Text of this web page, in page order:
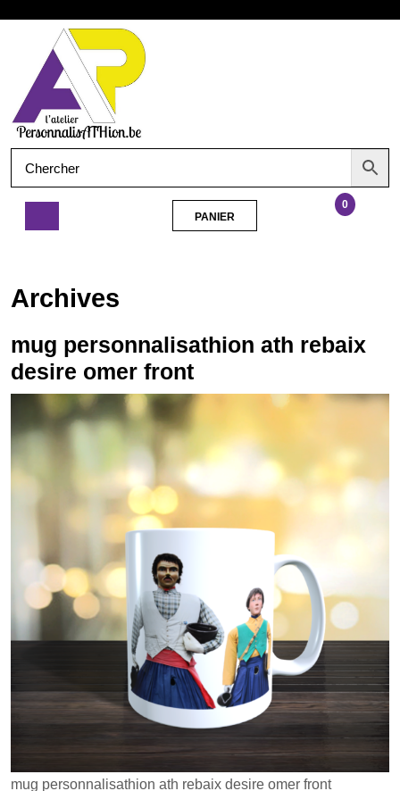
Ouvrir
le
menu
rebaix
omer
front
0
PANIER
Archives
mug personnalisathion ath rebaix
desire omer front
mug personnalisathion ath rebaix desire omer front